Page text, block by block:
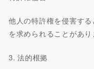
他人の特許権を侵害す
を求められることがあり
3. 法的根拠